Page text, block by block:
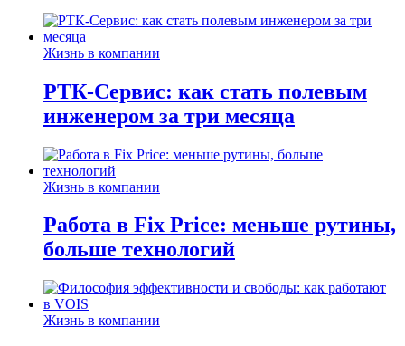
Жизнь в компании
РТК-Сервис: как стать полевым
инженером за три месяца
Жизнь в компании
Работа в Fix Price: меньше рутины,
больше технологий
Жизнь в компании